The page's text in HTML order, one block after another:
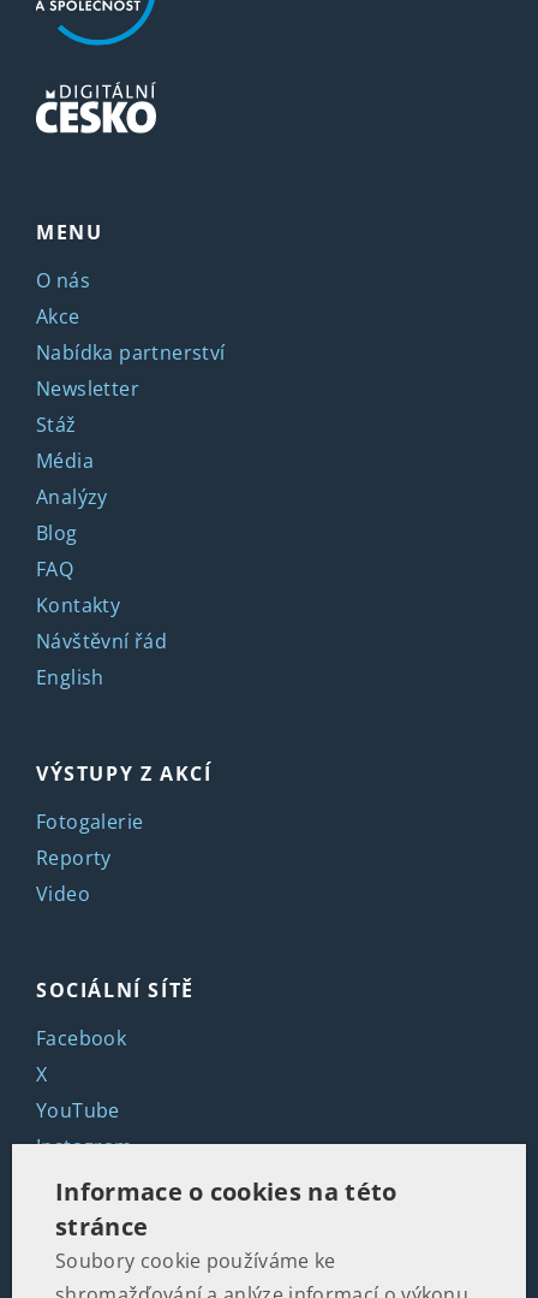
MENU
O nás
Akce
Nabídka partnerství
Newsletter
Stáž
Média
Analýzy
Blog
FAQ
Kontakty
Návštěvní řád
English
VÝSTUPY Z AKCÍ
Fotogalerie
Reporty
Video
SOCIÁLNÍ SÍTĚ
Facebook
X
YouTube
Instagram
LinkedIn
KONTAKTY
Informace o cookies na této
stránce
Soubory cookie používáme ke